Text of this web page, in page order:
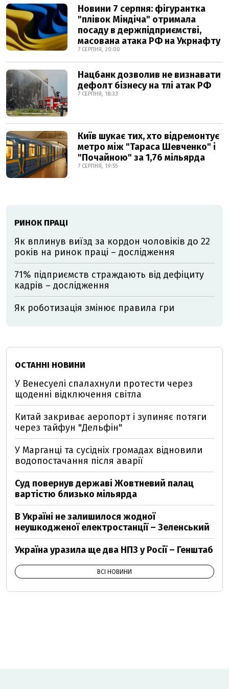
Новини 7 серпня: фігурантка
"плівок Міндіча" отримала
посаду в держпідприємстві,
масована атака РФ на Укрнафту
7 СЕРПНЯ, 20:00
Нацбанк дозволив не визнавати
дефолт бізнесу на тлі атак РФ
7 СЕРПНЯ, 18:33
Київ шукає тих, хто відремонтує
метро між "Тараса Шевченко" і
"Почайною" за 1,76 мільярда
7 СЕРПНЯ, 19:55
РИНОК ПРАЦІ
Як вплинув виїзд за кордон чоловіків до 22
років на ринок праці – дослідження
71% підприємств страждають від дефіциту
кадрів – дослідження
Як роботизація змінює правила гри
ОСТАННІ НОВИНИ
У Венесуелі спалахнули протести через
щоденні відключення світла
Китай закриває аеропорт і зупиняє потяги
через тайфун "Дельфін"
У Марганці та сусідніх громадах відновили
водопостачання після аварії
Суд повернув державі Жовтневий палац
вартістю близько мільярда
В Україні не залишилося жодної
неушкодженої електростанції – Зеленський
Україна уразила ще два НПЗ у Росії – Генштаб
ВСІ НОВИНИ